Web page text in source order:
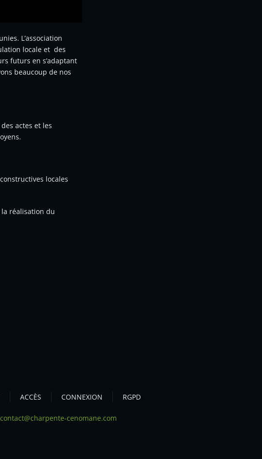
L’association
locale et des
futurs en s’adaptant
beaucoup de nos
actes et les
locales
réalisation du
ACCÈS CONNEXION RGPD
contact@charpente-cenomane.com